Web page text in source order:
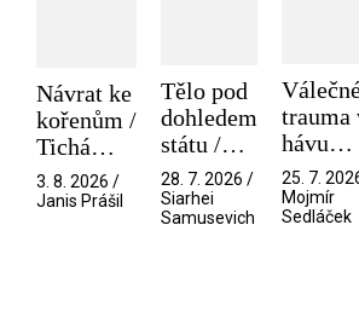
Návrat ke
kořenům /
Tichá
přítelkyně
3. 8. 2026 /
Janis Prášil
Tělo pod
dohledem
státu /
Pramen
28. 7. 2026 /
Siarhei
Samusevich
trauma
hávu
/
25. 7.
Mojmír
Sedláček